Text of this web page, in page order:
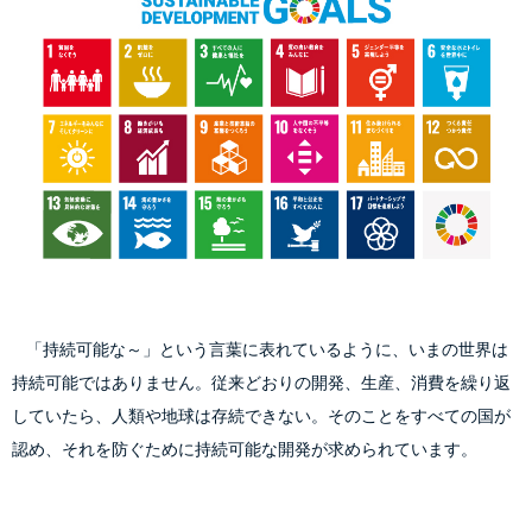
持続可能ではありません。従来どおりの開発、生産、消費を繰り返
していたら、人類や地球は存続できない。そのことをすべての国が